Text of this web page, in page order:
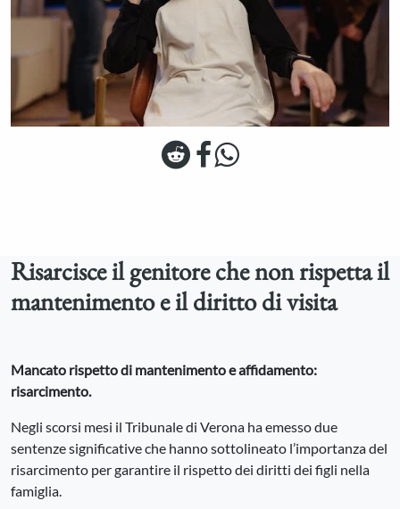
Risarcisce il genitore che non rispetta il
mantenimento e il diritto di visita
Mancato rispetto di mantenimento e affidamento:
risarcimento.
Negli scorsi mesi il Tribunale di Verona ha emesso due
sentenze significative che hanno sottolineato l’importanza del
risarcimento per garantire il rispetto dei diritti dei figli nella
famiglia.